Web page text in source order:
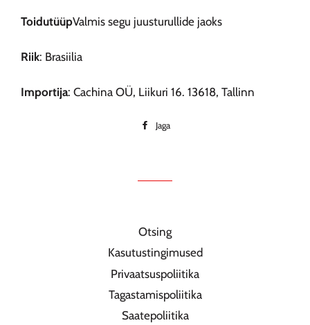
ToidutüüpValmis segu juusturullide jaoks
Riik: Brasiilia
Importija: Cachina OÜ, Liikuri 16. 13618, Tallinn
Jaga
Otsing
Kasutustingimused
Privaatsuspoliitika
Tagastamispoliitika
Saatepoliitika